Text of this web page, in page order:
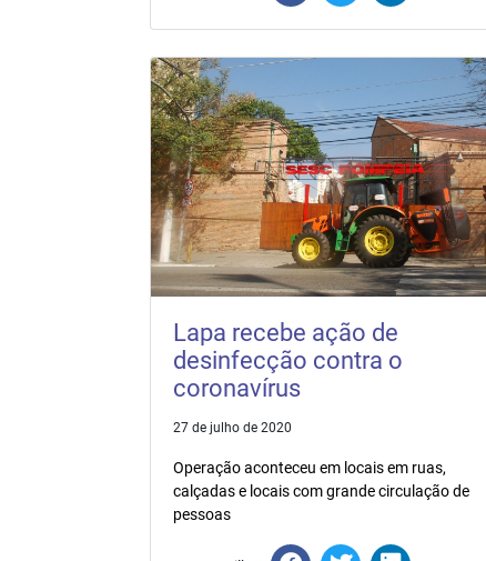
Lapa recebe ação de
desinfecção contra o
coronavírus
27 de julho de 2020
Operação aconteceu em locais em ruas,
calçadas e locais com grande circulação de
pessoas